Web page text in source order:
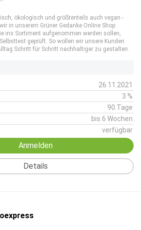
ökologisch und größtenteils auch vegan -
in unserem Grüner Gedanke Online Shop
ins Sortiment aufgenommen werden sollen,
geprüft. So wollen wir unsere Kunden
Schritt für Schritt nachhaltiger zu gestalten.
26.11.2021
3 %
90 Tage
bis 6 Wochen
verfügbar
Anmelden
Details